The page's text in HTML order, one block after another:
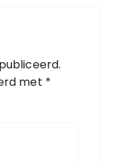
met *